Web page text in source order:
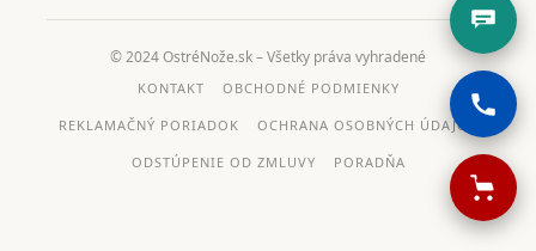
© 2024 OstréNože.sk – Všetky práva vyhradené
KONTAKT OBCHODNÉ PODMIENKY
REKLAMAČNÝ PORIADOK OCHRANA OSOBNÝCH ÚDAJOV
ODSTÚPENIE OD ZMLUVY PORADŇA